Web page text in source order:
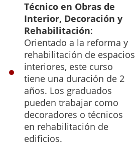
Técnico en Obras de
Interior, Decoración y
Rehabilitación:
Orientado a la reforma y
rehabilitación de espacios
interiores, este curso
tiene una duración de 2
años. Los graduados
pueden trabajar como
decoradores o técnicos
en rehabilitación de
edificios.